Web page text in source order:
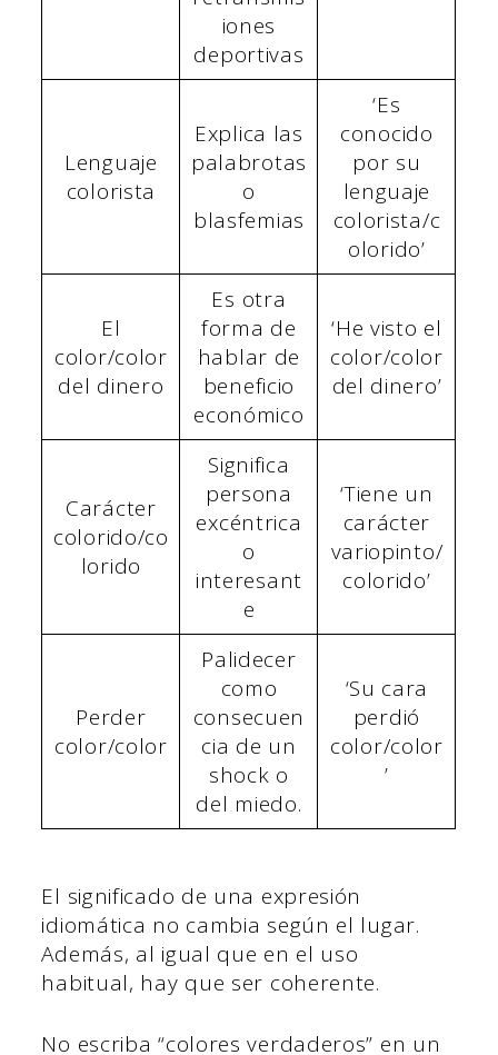
iones
deportivas
Lenguaje
colorista
Explica las
palabrotas
o
blasfemias
‘Es
conocido
por su
lenguaje
colorista/c
olorido’
El
color/color
del dinero
Es otra
forma de
hablar de
beneficio
económico
‘He visto el
color/color
del dinero’
Carácter
colorido/co
lorido
Significa
persona
excéntrica
o
interesant
e
‘Tiene un
carácter
variopinto/
colorido’
Perder
color/color
Palidecer
como
consecuen
cia de un
shock o
del miedo.
‘Su cara
perdió
color/color
’
El significado de una expresión
idiomática no cambia según el lugar.
Además, al igual que en el uso
habitual, hay que ser coherente.
No escriba “colores verdaderos” en un